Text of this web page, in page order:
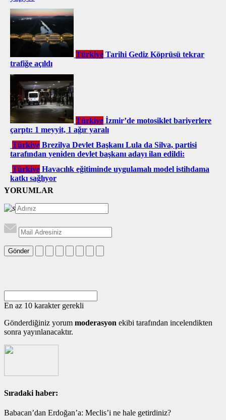
Türkiye Tarihi Gediz Köprüsü tekrar
trafiğe açıldı
Türkiye İzmir’de motosiklet bariyerlere
çarptı: 1 meyyit, 1 ağır yaralı
Türkiye Brezilya Devlet Başkanı Lula da Silva, partisi
tarafından yeniden devlet başkanı adayı ilan edildi:
Türkiye Havacılık eğitiminde uygulamalı model istihdama
katkı sağlıyor
YORUMLAR
Gönder
En az 10 karakter gerekli
Gönderdiğiniz yorum moderasyon ekibi tarafından incelendikten
sonra yayınlanacaktır.
Sıradaki haber:
Babacan’dan Erdoğan’a: Meclis’i ne hale getirdiniz?